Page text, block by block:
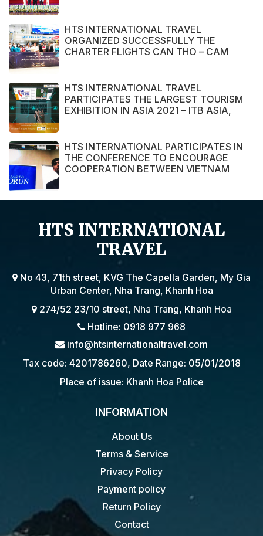
HTS INTERNATIONAL TRAVEL
ORGANIZED SUCCESSFULLY THE
CHARTER FLIGHTS CAN THO – CAM
HTS INTERNATIONAL TRAVEL
PARTICIPATES THE LARGEST TOURISM
EXHIBITION IN ASIA 2021 – ITB ASIA,
HTS INTERNATIONAL PARTICIPATES IN
THE CONFERENCE TO ENCOURAGE
COOPERATION BETWEEN VIETNAM
POLAND
HTS INTERNATIONAL
TRAVEL
No 43, 71th street, KVG The Capella Garden, My Gia
Urban Center, Nha Trang, Khanh Hoa
274/52 23/10 street, Nha Trang, Khanh Hoa
Hotline: 0918 977 968
info@htsinternationaltravel.com
Tax code: 4201786260, Date Range: 05/01/2018
Place of issue: Khanh Hoa Police
INFORMATION
About Us
Terms & Service
Privacy Policy
Payment policy
Return Policy
Contact